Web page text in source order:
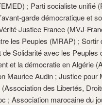
; Parti socialiste unifié
garde démocratique et
Justice France (MVJ-
les Peuples (MRAP) ;
de Solidarité avec les Peuples
et la démocratie en Algérie
Maurice Audin ; Justice pour
des Libertés,
; Association marocaine du